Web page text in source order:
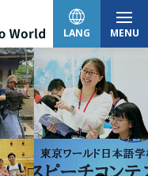
LANG MENU